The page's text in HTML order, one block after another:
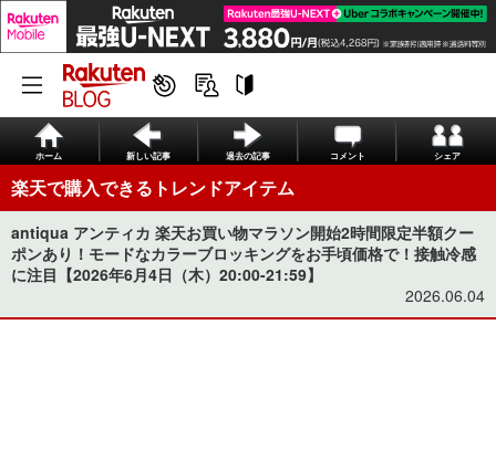
ホーム 新しい記事 過去の記事 コメント シェア
楽天で購入できるトレンドアイテム
antiqua アンティカ 楽天お買い物マラソン開始2時間限定半額クー
ポンあり！モードなカラーブロッキングをお手頃価格で！接触冷感
に注目【2026年6月4日（木）20:00-21:59】
2026.06.04